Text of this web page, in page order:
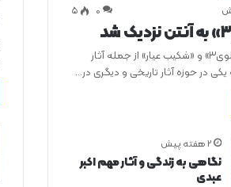
0 ۵
سریال‌های «کارآگاه علوی۳» و «شکیب عیار» از جمله آثار
در حوزه آثار تاریخی و دیگری در…
2 هفته پیش
نگاهی به زندگی و آثار مهم اکبر
عبدی